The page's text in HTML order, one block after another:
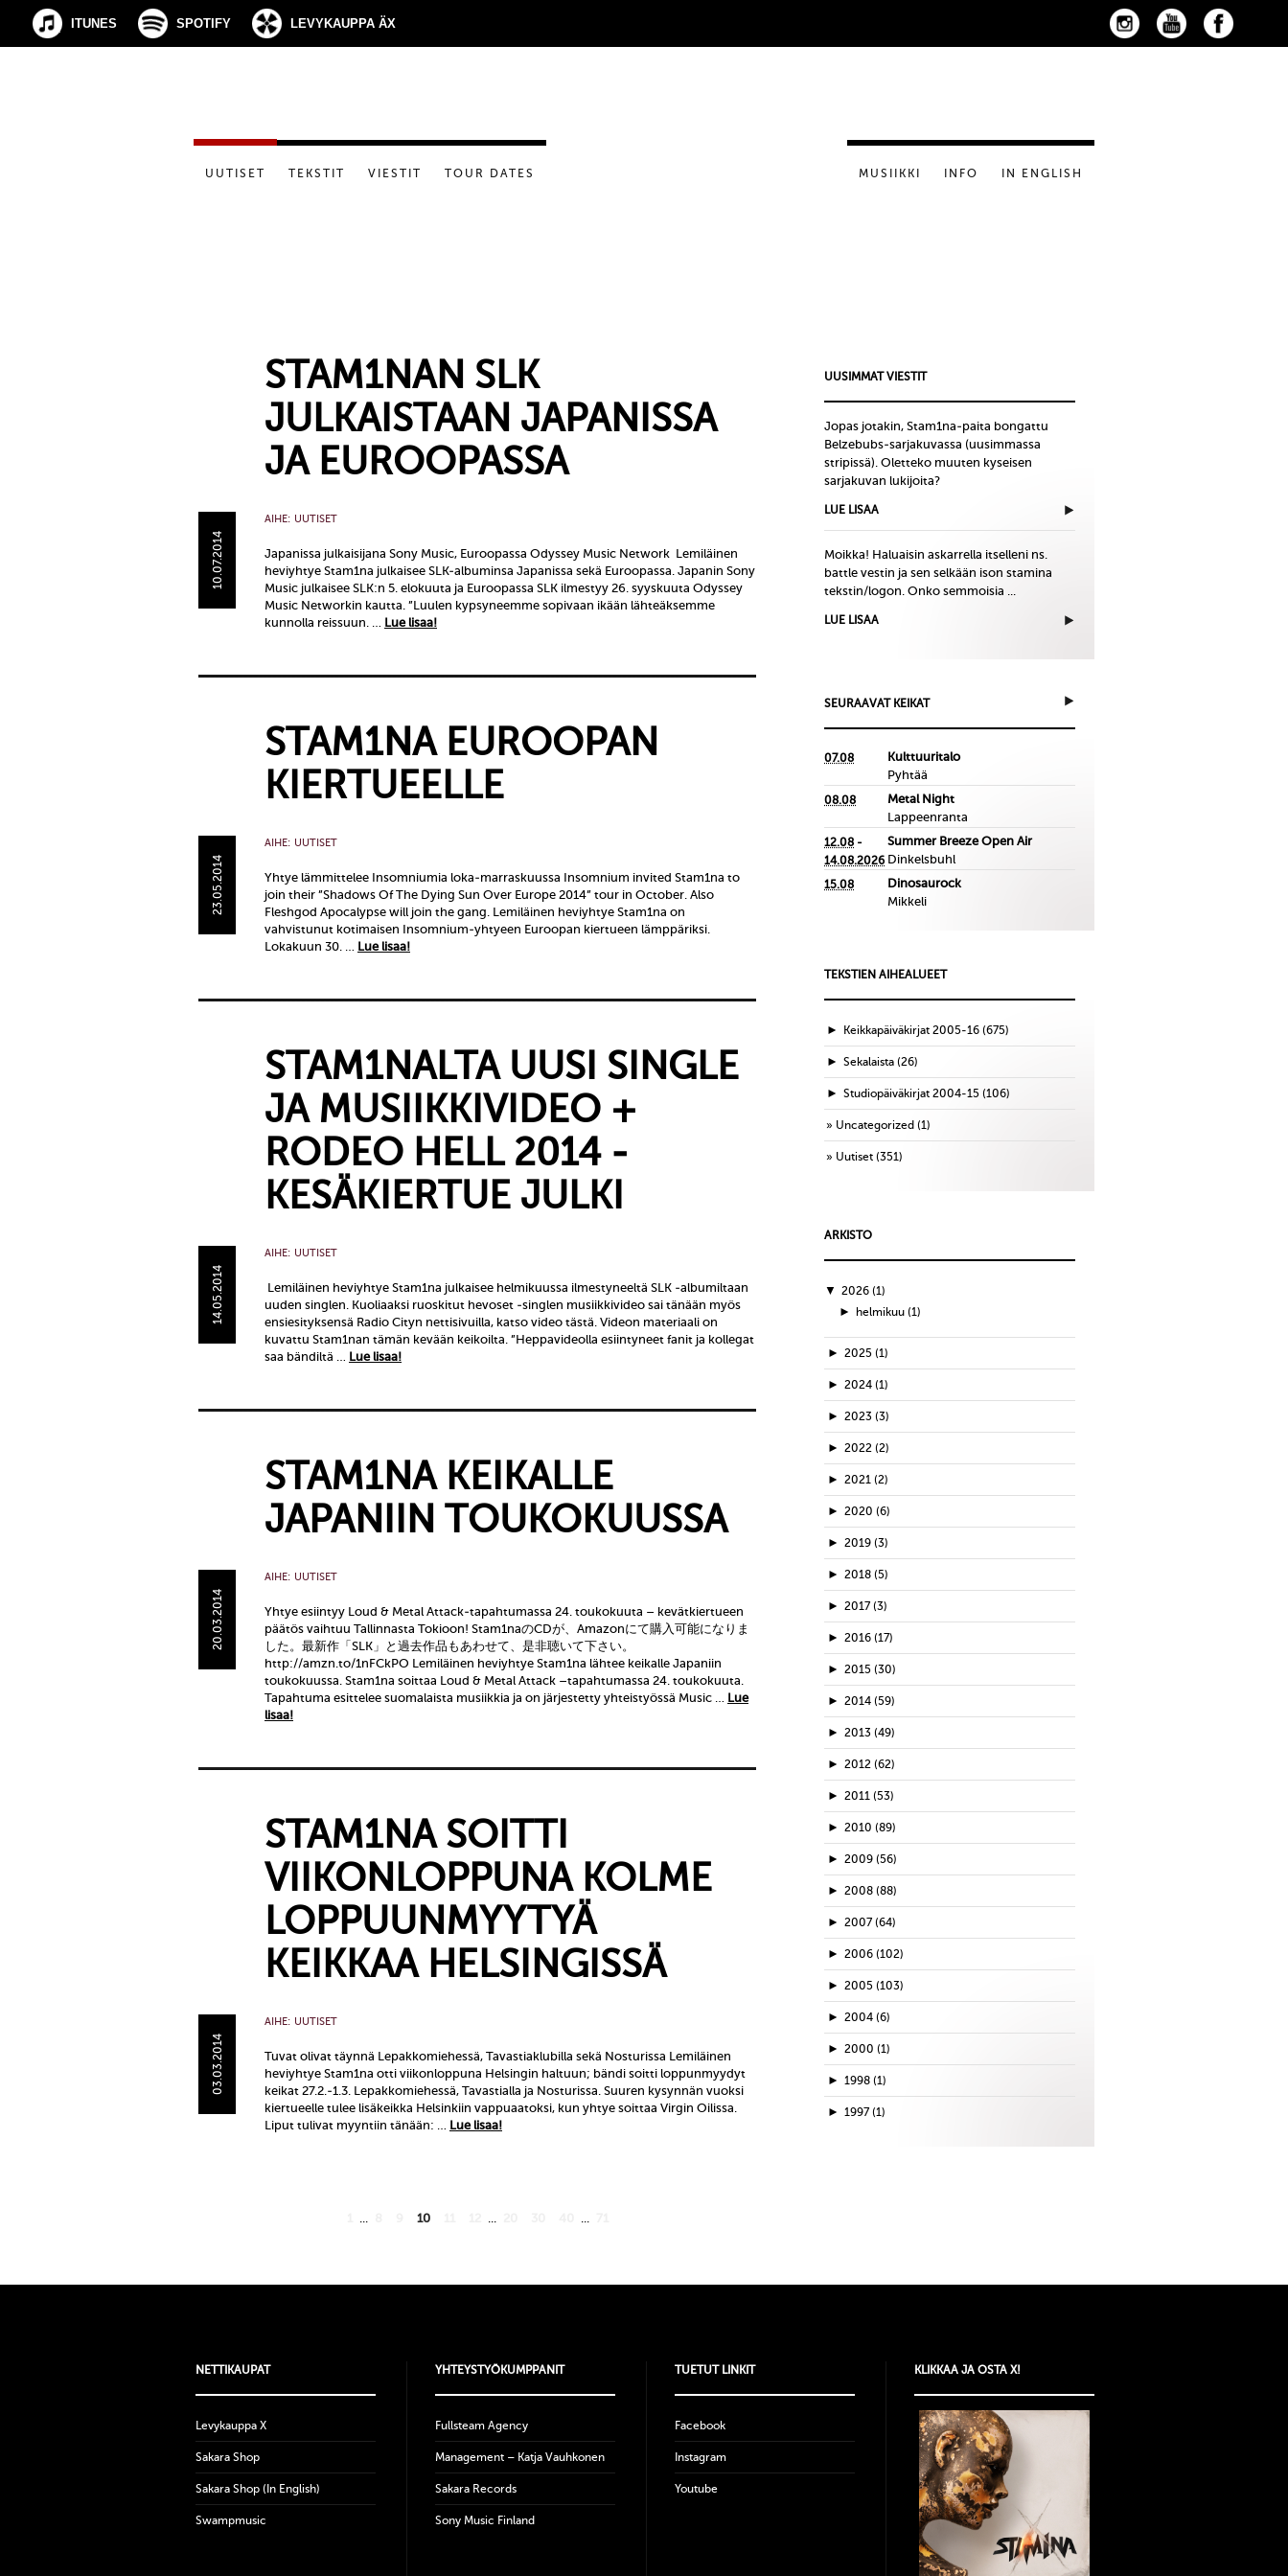
ITUNES SPOTIFY LEVYKAUPPA ÄX
UUTISET TEKSTIT VIESTIT TOUR DATES MUSIIKKI INFO IN ENGLISH
STAM1NAN SLK
JULKAISTAAN JAPANISSA
JA EUROOPASSA
10.07.2014
AIHE: UUTISET
Japanissa julkaisijana Sony Music, Euroopassa Odyssey Music Network Lemiläinen
heviyhtye Stam1na julkaisee SLK-albuminsa Japanissa sekä Euroopassa. Japanin Sony
Music julkaisee SLK:n 5. elokuuta ja Euroopassa SLK ilmestyy 26. syyskuuta Odyssey
Music Networkin kautta. ”Luulen kypsyneemme sopivaan ikään lähteäksemme
kunnolla reissuun. … Lue lisaa!
STAM1NA EUROOPAN
KIERTUEELLE
23.05.2014
AIHE: UUTISET
Yhtye lämmittelee Insomniumia loka-marraskuussa Insomnium invited Stam1na to
join their ”Shadows Of The Dying Sun Over Europe 2014” tour in October. Also
Fleshgod Apocalypse will join the gang. Lemiläinen heviyhtye Stam1na on
vahvistunut kotimaisen Insomnium-yhtyeen Euroopan kiertueen lämppäriksi.
Lokakuun 30. … Lue lisaa!
STAM1NALTA UUSI SINGLE
JA MUSIIKKIVIDEO +
RODEO HELL 2014 -
KESÄKIERTUE JULKI
14.05.2014
AIHE: UUTISET
Lemiläinen heviyhtye Stam1na julkaisee helmikuussa ilmestyneeltä SLK -albumiltaan
uuden singlen. Kuoliaaksi ruoskitut hevoset -singlen musiikkivideo sai tänään myös
ensiesityksensä Radio Cityn nettisivuilla, katso video tästä. Videon materiaali on
kuvattu Stam1nan tämän kevään keikoilta. ”Heppavideolla esiintyneet fanit ja kollegat
saa bändiltä … Lue lisaa!
STAM1NA KEIKALLE
JAPANIIN TOUKOKUUSSA
20.03.2014
AIHE: UUTISET
Yhtye esiintyy Loud & Metal Attack-tapahtumassa 24. toukokuuta – kevätkiertueen
päätös vaihtuu Tallinnasta Tokioon! Stam1naのCDが、Amazonにて購入可能になりま
した。最新作「SLK」と過去作品もあわせて、是非聴いて下さい。
http://amzn.to/1nFCkPO Lemiläinen heviyhtye Stam1na lähtee keikalle Japaniin
toukokuussa. Stam1na soittaa Loud & Metal Attack –tapahtumassa 24. toukokuuta.
Tapahtuma esittelee suomalaista musiikkia ja on järjestetty yhteistyössä Music … Lue
lisaa!
STAM1NA SOITTI
VIIKONLOPPUNA KOLME
LOPPUUNMYYTYÄ
KEIKKAA HELSINGISSÄ
03.03.2014
AIHE: UUTISET
Tuvat olivat täynnä Lepakkomiehessä, Tavastiaklubilla sekä Nosturissa Lemiläinen
heviyhtye Stam1na otti viikonloppuna Helsingin haltuun; bändi soitti loppunmyydyt
keikat 27.2.-1.3. Lepakkomiehessä, Tavastialla ja Nosturissa. Suuren kysynnän vuoksi
kiertueelle tulee lisäkeikka Helsinkiin vappuaatoksi, kun yhtye soittaa Virgin Oilissa.
Liput tulivat myyntiin tänään: … Lue lisaa!
... 10 ... ...
UUSIMMAT VIESTIT
Jopas jotakin, Stam1na-paita bongattu
Belzebubs-sarjakuvassa (uusimmassa
stripissä). Oletteko muuten kyseisen
sarjakuvan lukijoita?
LUE LISAA
Moikka! Haluaisin askarrella itselleni ns.
battle vestin ja sen selkään ison stamina
tekstin/logon. Onko semmoisia ...
LUE LISAA
SEURAAVAT KEIKAT
07.08
Kulttuuritalo
Pyhtää
08.08
Metal Night
Lappeenranta
12.08 -
14.08.2026
Summer Breeze Open Air
Dinkelsbuhl
15.08
Dinosaurock
Mikkeli
TEKSTIEN AIHEALUEET
► Keikkapäiväkirjat 2005-16 (675)
► Sekalaista (26)
► Studiopäiväkirjat 2004-15 (106)
Uncategorized (1)
Uutiset (351)
ARKISTO
▼ 2026 (1)
► helmikuu (1)
► 2025 (1)
► 2024 (1)
► 2023 (3)
► 2022 (2)
► 2021 (2)
► 2020 (6)
► 2019 (3)
► 2018 (5)
► 2017 (3)
► 2016 (17)
► 2015 (30)
► 2014 (59)
► 2013 (49)
► 2012 (62)
► 2011 (53)
► 2010 (89)
► 2009 (56)
► 2008 (88)
► 2007 (64)
► 2006 (102)
► 2005 (103)
► 2004 (6)
► 2000 (1)
► 1998 (1)
► 1997 (1)
NETTIKAUPAT
Levykauppa X
Sakara Shop
Sakara Shop (In English)
Swampmusic
YHTEYSTYÖKUMPPANIT
Fullsteam Agency
Management – Katja Vauhkonen
Sakara Records
Sony Music Finland
TUETUT LINKIT
Facebook
Instagram
Youtube
KLIKKAA JA OSTA X!